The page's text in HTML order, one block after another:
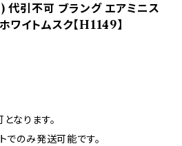
代引不可 ブラング エアミニス
ワイトムスク【H1149】
なります。
でのみ発送可能です。